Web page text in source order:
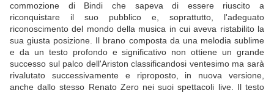
commozione di Bindi che sapeva di essere riuscito a
riconquistare il suo pubblico e, soprattutto, l'adeguato
riconoscimento del mondo della musica in cui aveva ristabilito la
sua giusta posizione. Il brano composta da una melodia sublime
e da un testo profondo e significativo non ottiene un grande
successo sul palco dell'Ariston classificandosi ventesimo ma sarà
rivalutato successivamente e riproposto, in nuova versione,
anche dallo stesso Renato Zero nei suoi spettacoli live. Il testo